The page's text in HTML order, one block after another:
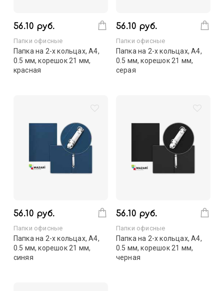
56.10 руб.
Папки офисные
Папка на 2-х кольцах, А4,
0.5 мм, корешок 21 мм,
красная
56.10 руб.
Папки офисные
Папка на 2-х кольцах, А4,
0.5 мм, корешок 21 мм,
серая
56.10 руб.
Папки офисные
Папка на 2-х кольцах, А4,
0.5 мм, корешок 21 мм,
синяя
56.10 руб.
Папки офисные
Папка на 2-х кольцах, А4,
0.5 мм, корешок 21 мм,
черная